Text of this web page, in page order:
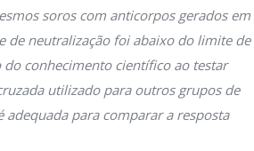
soros com anticorpos gerados em
de neutralização foi abaixo do limite de
conhecimento científico ao testar
utilizado para outros grupos de
adequada para comparar a resposta